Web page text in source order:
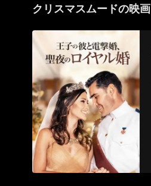
クリスマスムードの映画